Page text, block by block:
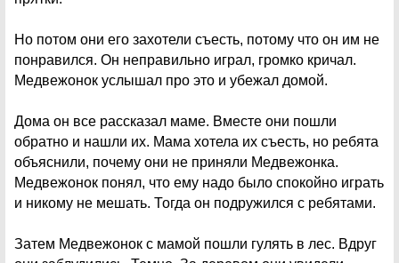
Но потом они его захотели съесть, потому что он им не
понравился. Он неправильно играл, громко кричал.
Медвежонок услышал про это и убежал домой.
Дома он все рассказал маме. Вместе они пошли
обратно и нашли их. Мама хотела их съесть, но ребята
объяснили, почему они не приняли Медвежонка.
Медвежонок понял, что ему надо было спокойно играть
и никому не мешать. Тогда он подружился с ребятами.
Затем Медвежонок с мамой пошли гулять в лес. Вдруг